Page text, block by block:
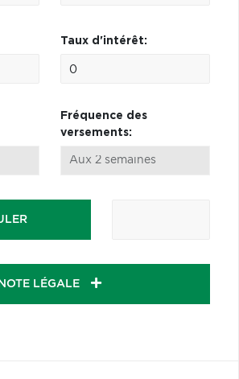
Taux d'intérêt:
Fréquence des
versements:
NOTE LÉGALE